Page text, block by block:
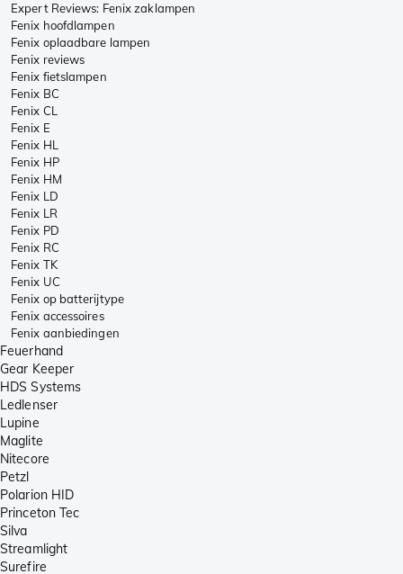
Expert Reviews: Fenix zaklampen
Fenix hoofdlampen
Fenix oplaadbare lampen
Fenix reviews
Fenix fietslampen
Fenix BC
Fenix CL
Fenix E
Fenix HL
Fenix HP
Fenix HM
Fenix LD
Fenix LR
Fenix PD
Fenix RC
Fenix TK
Fenix UC
Fenix op batterijtype
Fenix accessoires
Fenix aanbiedingen
Feuerhand
Gear Keeper
HDS Systems
Ledlenser
Lupine
Maglite
Nitecore
Petzl
Polarion HID
Princeton Tec
Silva
Streamlight
Surefire